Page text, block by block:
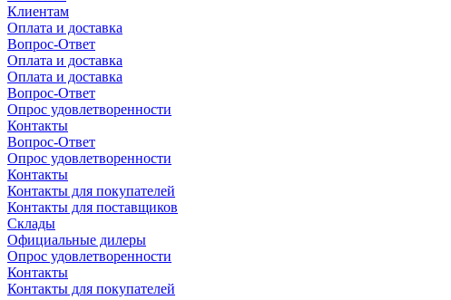
Клиентам
Оплата и доставка
Вопрос-Ответ
Оплата и доставка
Оплата и доставка
Вопрос-Ответ
Опрос удовлетворенности
Контакты
Вопрос-Ответ
Опрос удовлетворенности
Контакты
Контакты для покупателей
Контакты для поставщиков
Склады
Официальные дилеры
Опрос удовлетворенности
Контакты
Контакты для покупателей